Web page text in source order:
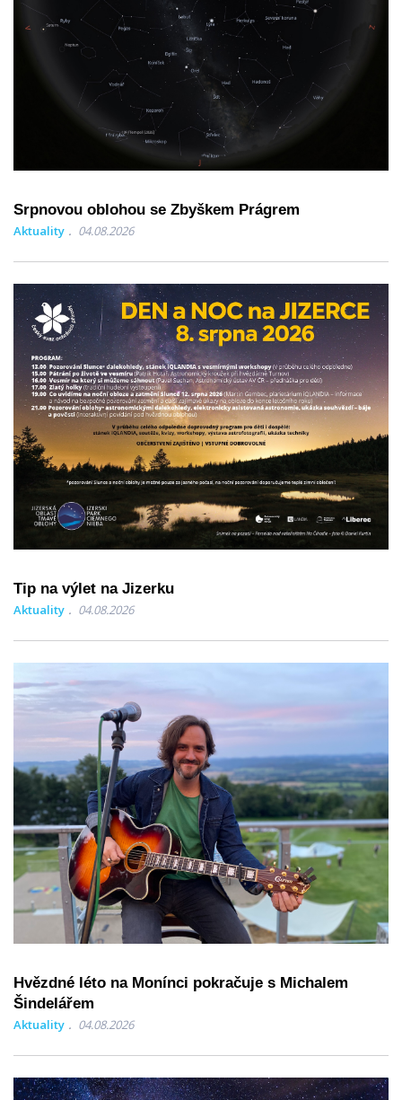
Srpnovou oblohou se Zbyškem Prágrem
Aktuality 04.08.2026
Tip na výlet na Jizerku
Aktuality 04.08.2026
Hvězdné léto na Monínci pokračuje s Michalem
Šindelářem
Aktuality 04.08.2026